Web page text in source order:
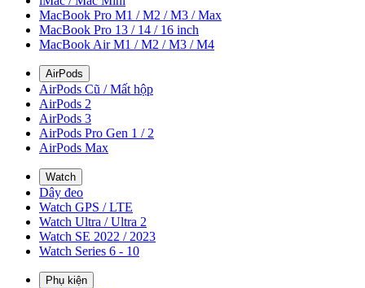
MacBook Pro M1 / M2 / M3 / Max
MacBook Pro 13 / 14 / 16 inch
MacBook Air M1 / M2 / M3 / M4
AirPods
AirPods Cũ / Mất hộp
AirPods 2
AirPods 3
AirPods Pro Gen 1 / 2
AirPods Max
Watch
Dây đeo
Watch GPS / LTE
Watch Ultra / Ultra 2
Watch SE 2022 / 2023
Watch Series 6 - 10
Phụ kiện